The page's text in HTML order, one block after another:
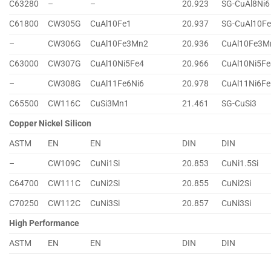
C63280
– – 20.923
SG-CuAl8Ni6
C61800
CW305G CuAl10Fe1 20.937
SG-CuAl10Fe
–
CW306G CuAl10Fe3Mn2 20.936
C63000
CW307G CuAl10Ni5Fe4 20.966
–
CW308G CuAl11Fe6Ni6 20.978
C65500
CW116C CuSi3Mn1 21.461
SG-CuSi3
Copper Nickel Silicon
ASTM
EN EN DIN
DIN
–
CW109C CuNi1Si 20.853
CuNi1.5Si
C64700
CW111C CuNi2Si 20.855
CuNi2Si
C70250
CW112C CuNi3Si 20.857
CuNi3Si
High Performance
ASTM
EN EN DIN DIN